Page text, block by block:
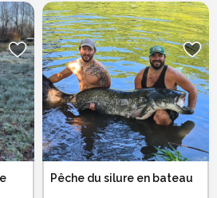
Pêche du silure en bateau